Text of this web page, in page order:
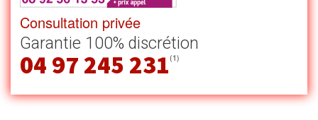
Consultation privée
Garantie 100% discrétion
04 97 245 231(1)